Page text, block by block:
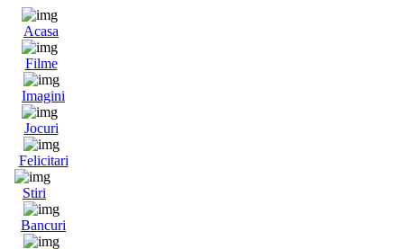
Acasa
Filme
Imagini
Jocuri
Felicitari
Stiri
Bancuri